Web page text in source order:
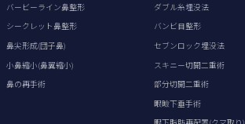
バービーライン鼻整形
シークレット鼻整形
鼻尖形成(団子鼻)
小鼻縮小(鼻翼縮小)
鼻の再手術
ダブル糸埋没法
バンビ目整形
セブンロック埋没法
スキニー切開二重術
部分切開二重術
眼瞼下垂手術